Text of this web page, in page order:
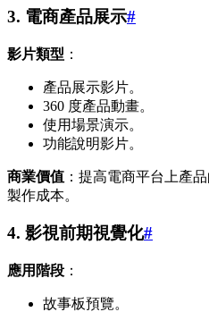
3. 電商產品展示#
影片類型 ：
產品展示影片。
360 度產品動畫。
使用場景演示。
功能說明影片。
商業價值 ：提高電商平台上產
製作成本。
4. 影視前期視覺化#
應用階段 ：
故事板預覽。